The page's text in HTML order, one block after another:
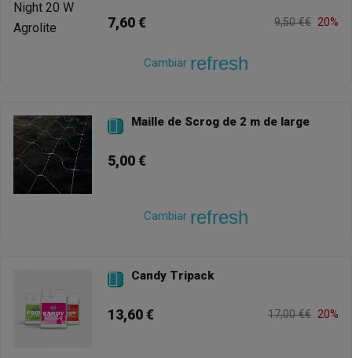
7,60 € 9,50 €€ 20%
Cambiar refresh
 Maille de Scrog de 2 m de large
5,00 €
Cambiar refresh
 Candy Tripack
13,60 € 17,00 €€ 20%